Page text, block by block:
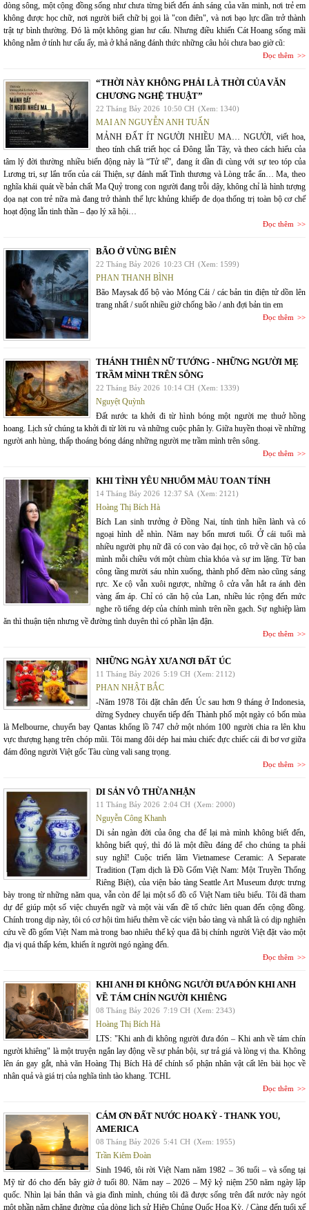
dòng sông, một cộng đồng sống như chưa từng biết đến ánh sáng của văn minh, nơi trẻ em
không được học chữ, nơi người biết chữ bị gọi là "con điên", và nơi bạo lực dần trở thành
trật tự bình thường. Đó là một không gian hư cấu. Nhưng điều khiến Cát Hoang sống mãi
không nằm ở tính hư cấu ấy, mà ở khả năng đánh thức những câu hỏi chưa bao giờ cũ:
Đọc thêm
“THỜI NÀY KHÔNG PHẢI LÀ THỜI CỦA VĂN
CHƯƠNG NGHỆ THUẬT”
22 Tháng Bảy 2026 10:50 CH (Xem: 1340)
MAI AN NGUYỄN ANH TUẤN
MẢNH ĐẤT ÍT NGƯỜI NHIỀU MA… NGƯỜI, viết hoa,
theo tính chất triết học cả Đông lẫn Tây, và theo cách hiểu của
tâm lý đời thường nhiều biến động này là “Tử tế”, đang ít dần đi cùng với sự teo tóp của
Lương tri, sự lẩn trốn của cái Thiện, sự đánh mất Tình thương và Lòng trắc ẩn… Ma, theo
nghĩa khái quát về bản chất Ma Quỷ trong con người đang trỗi dậy, không chỉ là hình tượng
dọa nạt con trẻ nữa mà đang trở thành thế lực khủng khiếp đe dọa thống trị toàn bộ cơ chế
hoạt động lẫn tinh thần – đạo lý xã hội…
Đọc thêm
BÃO Ở VÙNG BIÊN
22 Tháng Bảy 2026 10:23 CH (Xem: 1599)
PHAN THANH BÌNH
Bão Maysak đổ bộ vào Móng Cái / các bản tin điện tử dồn lên
trang nhất / suốt nhiều giờ chống bão / anh đợi bản tin em
Đọc thêm
THÁNH THIÊN NỮ TƯỚNG - NHỮNG NGƯỜI MẸ
TRẦM MÌNH TRÊN SÔNG
22 Tháng Bảy 2026 10:14 CH (Xem: 1339)
Nguyệt Quỳnh
Đất nước ta khởi đi từ hình bóng một người mẹ thuở hồng
hoang. Lịch sử chúng ta khởi đi từ lời ru và những cuộc phân ly. Giữa huyền thoại về những
người anh hùng, thấp thoáng bóng dáng những người mẹ trầm mình trên sông.
Đọc thêm
KHI TÌNH YÊU NHUỐM MÀU TOAN TÍNH
14 Tháng Bảy 2026 12:37 SA (Xem: 2121)
Hoàng Thị Bích Hà
Bích Lan sinh trưởng ở Đồng Nai, tính tình hiền lành và có
ngoại hình dễ nhìn. Năm nay bốn mươi tuổi. Ở cái tuổi mà
nhiều người phụ nữ đã có con vào đại học, cô trở về căn hộ của
mình mỗi chiều với một chùm chìa khóa và sự im lặng. Từ ban
công tầng mười sáu nhìn xuống, thành phố đêm nào cũng sáng
rực. Xe cộ vẫn xuôi ngược, những ô cửa vẫn hắt ra ánh đèn
vàng ấm áp. Chỉ có căn hộ của Lan, nhiều lúc rộng đến mức
nghe rõ tiếng dép của chính mình trên nền gạch. Sự nghiệp làm
ăn thì thuận tiện nhưng về đường tình duyên thì có phần lận đận.
Đọc thêm
NHỮNG NGÀY XƯA NƠI ĐẤT ÚC
11 Tháng Bảy 2026 5:19 CH (Xem: 2112)
PHAN NHẬT BẮC
-Năm 1978 Tôi đặt chân đến Úc sau hơn 9 tháng ở Indonesia,
dừng Sydney chuyển tiếp đến Thành phố một ngày có bốn mùa
là Melbourne, chuyến bay Qantas khổng lồ 747 chở một nhóm 100 người chia ra lên khu
vực thượng hạng trên chóp mũi. Tôi mang đôi dép hai màu chiếc đực chiếc cái đi bơ vơ giữa
đám đông người Việt gốc Tàu cùng vali sang trọng.
Đọc thêm
DI SẢN VÔ THỪA NHẬN
11 Tháng Bảy 2026 2:04 CH (Xem: 2000)
Nguyễn Công Khanh
Di sản ngàn đời của ông cha để lại mà mình không biết đến,
không biết quý, thì đó là một điều đáng để cho chúng ta phải
suy nghĩ! Cuộc triển lãm Vietnamese Ceramic: A Separate
Tradition (Tạm dịch là Đồ Gốm Việt Nam: Một Truyền Thống
Riêng Biệt), của viện bảo tàng Seattle Art Museum được trưng
bày trong từ những năm qua, vẫn còn để lại một số đồ cổ Việt Nam tiêu biểu. Tôi đã tham
dự để giúp một số việc chuyển ngữ và một vài vấn đề tổ chức liên quan đến cộng đồng.
Chính trong dịp này, tôi có cơ hội tìm hiểu thêm về các viện bảo tàng và nhất là có dịp nghiên
cứu về đồ gốm Việt Nam mà trong bao nhiêu thế kỷ qua đã bị chính người Việt đặt vào một
địa vị quá thấp kém, khiến ít người ngó ngàng đến.
Đọc thêm
KHI ANH ĐI KHÔNG NGƯỜI ĐƯA ĐÓN KHI ANH
VỀ TÁM CHÍN NGƯỜI KHIÊNG
08 Tháng Bảy 2026 7:19 CH (Xem: 2343)
Hoàng Thị Bích Hà
LTS: "Khi anh đi không người đưa đón – Khi anh về tám chín
người khiêng" là một truyện ngắn lay động về sự phản bội, sự trả giá và lòng vị tha. Không
lên án gay gắt, nhà văn Hoàng Thị Bích Hà để chính số phận nhân vật cất lên bài học về
nhân quả và giá trị của nghĩa tình tào khang. TCHL
Đọc thêm
CÁM ƠN ĐẤT NƯỚC HOA KỲ - THANK YOU,
AMERICA
08 Tháng Bảy 2026 5:41 CH (Xem: 1955)
Trần Kiêm Đoàn
Sinh 1946, tôi rời Việt Nam năm 1982 – 36 tuổi – và sống tại
Mỹ từ đó cho đến bây giờ ở tuổi 80. Năm nay – 2026 – Mỹ kỷ niệm 250 năm ngày lập
quốc. Nhìn lại bản thân và gia đình mình, chúng tôi đã được sống trên đất nước này ngót
một phần năm chặng đường của dòng lịch sử Hiệp Chủng Quốc Hoa Kỳ. / Càng đến tuổi xế